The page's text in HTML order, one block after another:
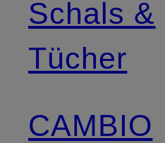
Schals &
Tücher
CAMBIO